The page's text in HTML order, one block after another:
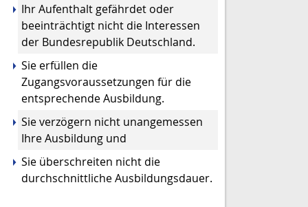
Ihr Aufenthalt gefährdet oder
beeinträchtigt nicht die Interessen
der Bundesrepublik Deutschland.
Sie erfüllen die
Zugangsvoraussetzungen für die
entsprechende Ausbildung.
Sie verzögern nicht unangemessen
Ihre Ausbildung und
Sie überschreiten nicht die
durchschnittliche Ausbildungsdauer.